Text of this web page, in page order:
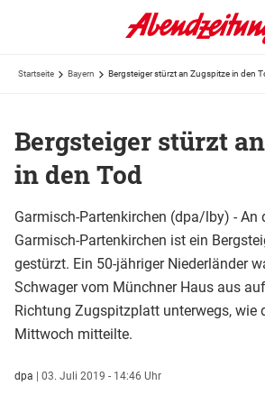
Startseite Bayern Bergsteiger stürzt an Zugspitze in den
Bergsteiger stürzt
in den Tod
Garmisch-Partenkirchen (dpa/lby) - An
Garmisch-Partenkirchen ist ein
gestürzt. Ein 50-jähriger Niederländer
Schwager vom Münchner Haus aus
Richtung Zugspitzplatt unterwegs, wie
Mittwoch mitteilte.
dpa | 03. Juli 2019 - 14:46 Uhr